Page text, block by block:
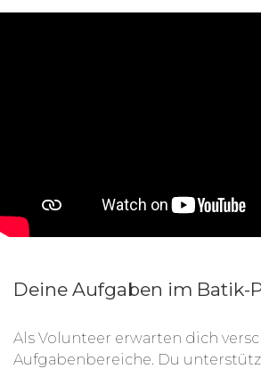
Einnahmequelle und faire
Deine Aufgaben im Batik-
Als Volunteer erwarten dich
Aufgabenbereiche. Du